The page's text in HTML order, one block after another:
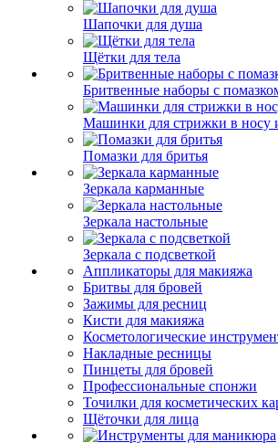
Шапочки для душа
Щётки для тела
Бритвенные наборы с
Машинки для стрижки в носу
Помазки для бритья
Зеркала карманные
Зеркала настольные
Зеркала с подсветкой
Аппликаторы для макияжа
Бритвы для бровей
Зажимы для ресниц
Кисти для макияжа
Косметологические
Накладные ресницы
Пинцеты для бровей
Профессиональные спонжи
Точилки для косметических
Щёточки для лица